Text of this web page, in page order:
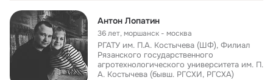
Антон Лопатин
36 лет,моршанск - москва
РГАТУ им. П.А. Костычева (ШФ), Филиал
Рязанского государственного
агротехнологического университета им. П.
А. Костычева (бывш. РГСХИ, РГСХА)